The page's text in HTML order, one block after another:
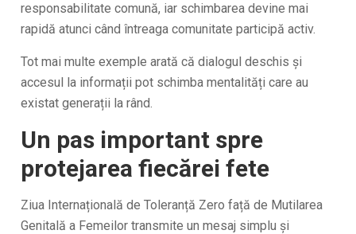
responsabilitate comună, iar schimbarea devine mai
rapidă atunci când întreaga comunitate participă activ.
Tot mai multe exemple arată că dialogul deschis și
accesul la informații pot schimba mentalități care au
existat generații la rând.
Un pas important spre
protejarea fiecărei fete
Ziua Internațională de Toleranță Zero față de Mutilarea
Genitală a Femeilor transmite un mesaj simplu și